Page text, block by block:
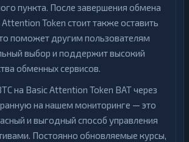
пункта. После завершения обмена
Token стоит также оставить
поможет другим пользователям
выбор и поддержит высокий
обменных сервисов.
на Basic Attention Token BAT через
на нашем мониторинге — это
и выгодный способ управления
Постоянно обновляемые курсы,